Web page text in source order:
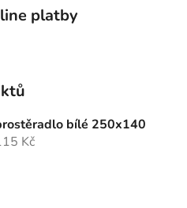
platby
bílé 250x140
Kč